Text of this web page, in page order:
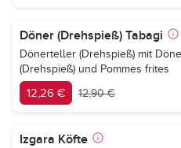
Döner (Drehspieß) Tabagi
Dönerteller (Drehspieß) mit
(Drehspieß) und Pommes frites
12,26 € 12,90 €
Izgara Köfte